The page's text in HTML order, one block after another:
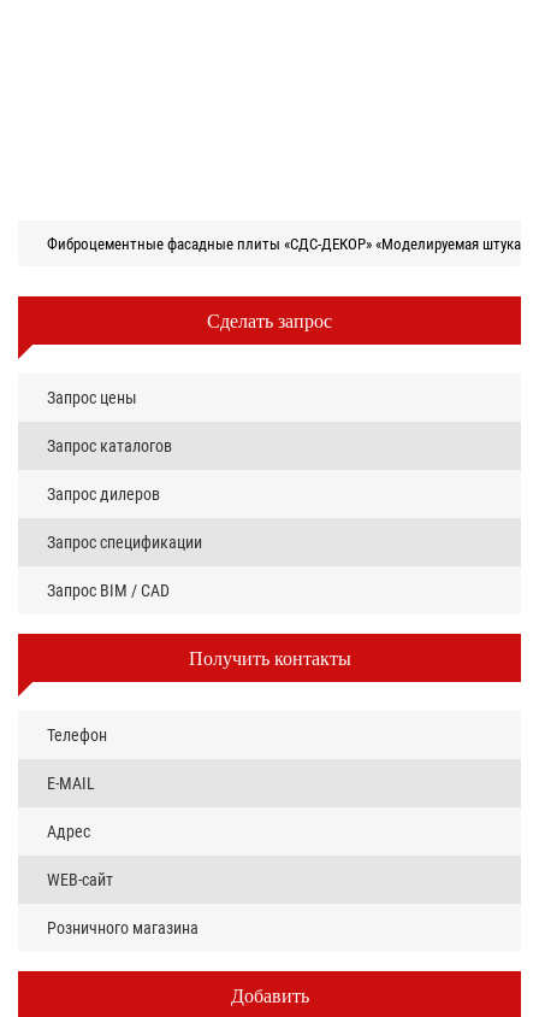
Фиброцементные фасадные плиты «СДС-ДЕКОР» «Моделируемая
Сделать запрос
Запрос цены
Запрос каталогов
Запрос дилеров
Запрос спецификации
Запрос BIM / CAD
Получить контакты
Телефон
E-MAIL
Адрес
WEB-сайт
Розничного магазина
Добавить